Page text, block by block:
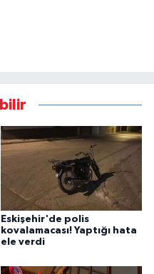
Eskişehir'de polis
kovalamacası! Yaptığı hata
ele verdi